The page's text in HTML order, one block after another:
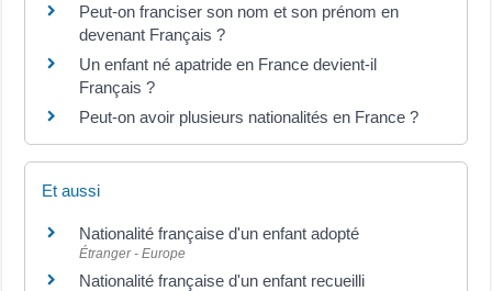
Peut-on franciser son nom et son prénom en
devenant Français ?
Un enfant né apatride en France devient-il
Français ?
Peut-on avoir plusieurs nationalités en France ?
Et aussi
Nationalité française d'un enfant adopté
Étranger - Europe
Nationalité française d'un enfant recueilli